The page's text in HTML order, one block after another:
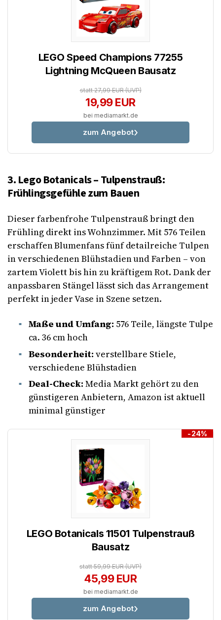
LEGO Speed Champions 77255
Lightning McQueen Bausatz
statt 27,99 EUR(UVP)
19,99 EUR
bei mediamarkt.de
zum Angebot
3. Lego Botanicals – Tulpenstrauß:
Frühlingsgefühle zum Bauen
Dieser farbenfrohe Tulpenstrauß bringt den
Frühling direkt ins Wohnzimmer. Mit 576 Teilen
erschaffen Blumenfans fünf detailreiche Tulpen
in verschiedenen Blühstadien und Farben – von
zartem Violett bis hin zu kräftigem Rot. Dank der
anpassbaren Stängel lässt sich das Arrangement
perfekt in jeder Vase in Szene setzen.
Maße und Umfang: 576 Teile, längste Tulpe
ca. 36 cm hoch
Besonderheit: verstellbare Stiele,
verschiedene Blühstadien
Deal-Check: Media Markt gehört zu den
günstigeren Anbietern, Amazon ist aktuell
minimal günstiger
-24%
LEGO Botanicals 11501 Tulpenstrauß
Bausatz
statt 59,99 EUR(UVP)
45,99 EUR
bei mediamarkt.de
zum Angebot